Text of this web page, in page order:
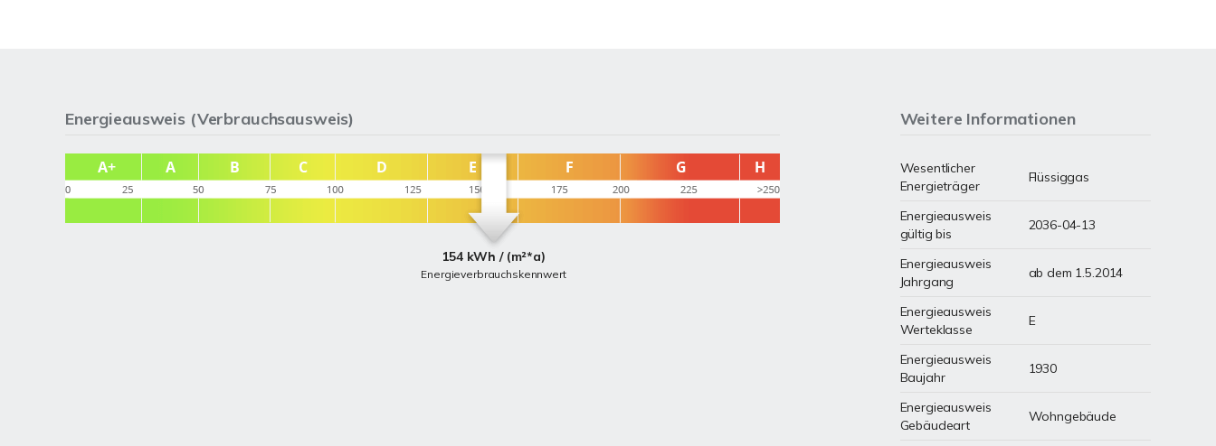
Energieausweis (Verbrauchsausweis)
154 kWh / (m²*a)
Energieverbrauchskennwert
Weitere Informationen
Wesentlicher
Energieträger
Flüssiggas
Energieausweis
gültig bis
2036-04-13
Energieausweis
Jahrgang
ab dem 1.5.2014
Energieausweis
Werteklasse
E
Energieausweis
Baujahr
1930
Energieausweis
Gebäudeart
Wohngebäude